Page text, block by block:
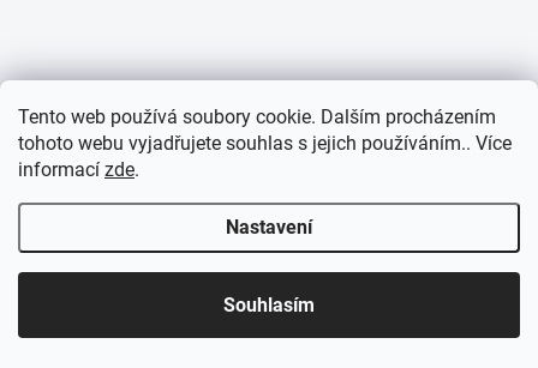
Tento web používá soubory cookie. Dalším procházením
tohoto webu vyjadřujete souhlas s jejich používáním.. Více
informací zde.
Nastavení
Souhlasím